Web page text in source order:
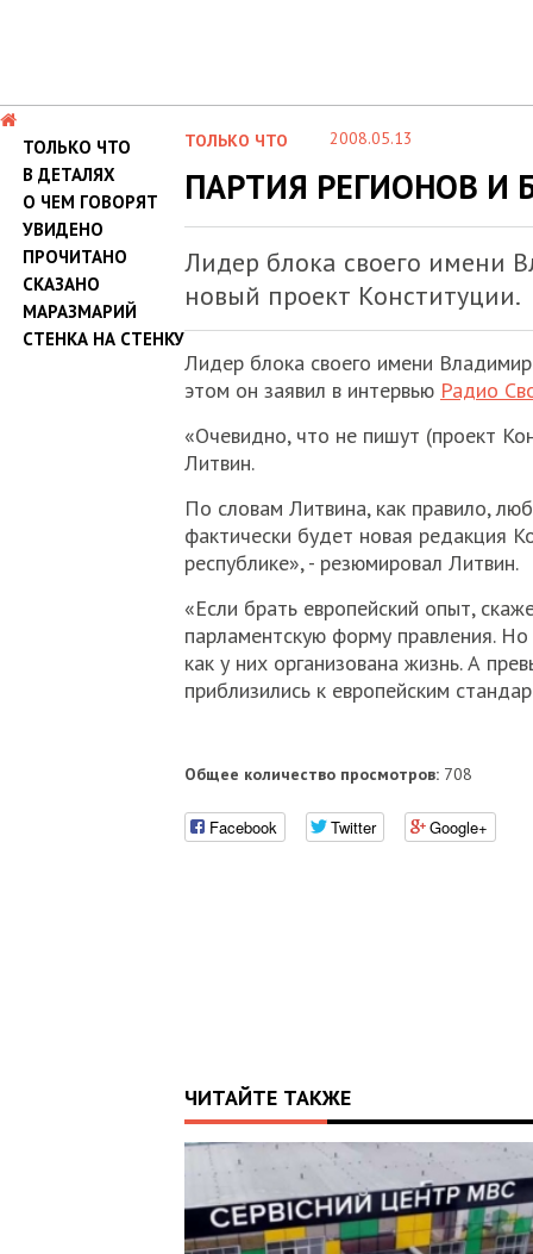
ТОЛЬКО ЧТО
В ДЕТАЛЯХ
О ЧЕМ ГОВОРЯТ
УВИДЕНО
ПРОЧИТАНО
СКАЗАНО
МАРАЗМАРИЙ
СТЕНКА НА СТЕНКУ
ТОЛЬКО ЧТО 2008.05.13
ПАРТИЯ РЕГИОНОВ
Лидер блока своего имени
новый проект Конституции.
Лидер блока своего имени
этом он заявил в интервью Радио
«Очевидно, что не пишут (проект
Литвин.
По словам Литвина, как правило,
фактически будет новая редакция
республике», - резюмировал Литвин.
«Если брать европейский опыт,
парламентскую форму правления.
как у них организована жизнь. А
приблизились к европейским
Общее количество просмотров: 708
Facebook Twitter Google+
ЧИТАЙТЕ ТАКЖЕ